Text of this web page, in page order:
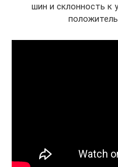
шин и склонность к